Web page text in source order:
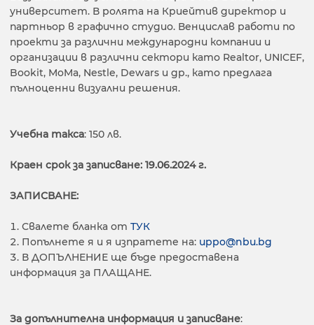
университет. В ролята на Криейтив директор и
партньор в графично студио. Венцислав работи по
проекти за различни международни компании и
организации в различни сектори като Realtor, UNICEF,
Bookit, MoMa, Nestle, Dewars и др., като предлага
пълноценни визуални решения.
Учебна такса: 150 лв.
Краен срок за записване: 19.06.2024 г.
ЗАПИСВАНЕ:
Свалете бланка от ТУК
Попълнете я и я изпратете на: uppo@nbu.bg
В ДОПЪЛНЕНИЕ ще бъде предоставена
информация за ПЛАЩАНЕ.
За допълнителна информация и записване: